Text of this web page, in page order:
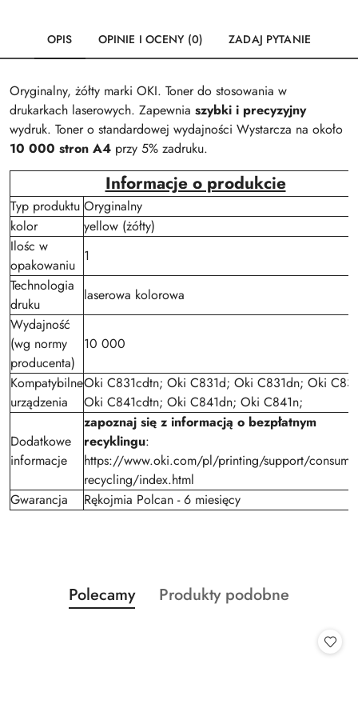
OPIS OPINIE I OCENY (0) ZADAJ PYTANIE
Oryginalny, żółty marki OKI. Toner do stosowania w
drukarkach laserowych. Zapewnia szybki i precyzyjny
wydruk. Toner o standardowej wydajności Wystarcza na około
10 000 stron A4 przy 5% zadruku.
Informacje o produkcie
Typ produktu Oryginalny
kolor
yellow (żółty)
Ilośc w
opakowaniu
1
Technologia
druku
laserowa kolorowa
Wydajność
(wg normy
producenta)
10 000
Kompatybilne
urządzenia
Oki C831cdtn; Oki C831d; Oki C831dn; Oki
Oki C841cdtn; Oki C841dn; Oki C841n;
Dodatkowe
informacje
zapoznaj się z informacją o bezpłatnym
recyklingu:
https://www.oki.com/pl/printing/support/
recycling/index.html
Gwarancja
Rękojmia Polcan - 6 miesięcy
Pomiń karuzelę produktów
Produkty
o
Polecamy
Produkty
Produkty podobne